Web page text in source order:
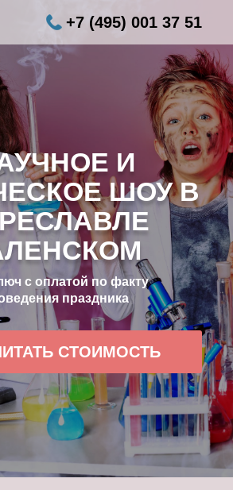
+7 (495) 001 37 51
И
ШОУ В
с оплатой по факту
праздника
СТОИМОСТЬ